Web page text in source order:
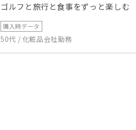
ゴルフと旅行と食事をずっと楽しむ
購入時データ
50代 / 化粧品会社勤務